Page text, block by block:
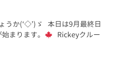
うか(‘◇’)ゞ 本日は9月最終日
まります。
Rickeyクルー